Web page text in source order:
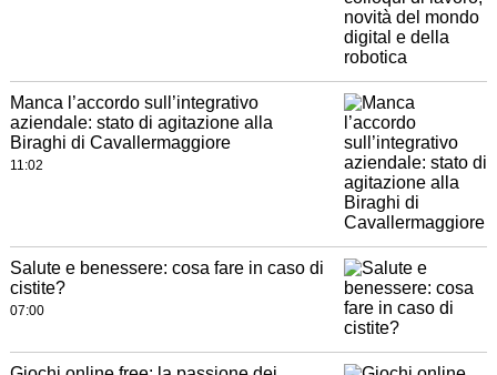
Manca l’accordo sull’integrativo
aziendale: stato di agitazione alla
Biraghi di Cavallermaggiore
11:02
Salute e benessere: cosa fare in caso di
cistite?
07:00